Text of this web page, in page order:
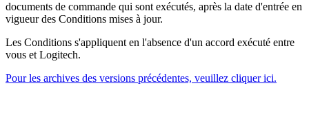
documents de commande qui sont exécutés, après la date d'entrée en
vigueur des Conditions mises à jour.
Les Conditions s'appliquent en l'absence d'un accord exécuté entre
vous et Logitech.
Pour les archives des versions précédentes, veuillez cliquer ici.